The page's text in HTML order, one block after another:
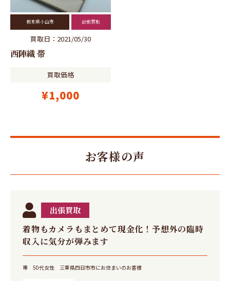
栃木県小山市 出張買取
買取日：2021/05/30
西陣織 帯
買取価格
¥1,000
お客様の声
着物もカメラもまとめて現金化！予想外の臨時
収入に気分が弾みます
出張買取
帯 50代女性 三重県四日市市にお住まいのお客様